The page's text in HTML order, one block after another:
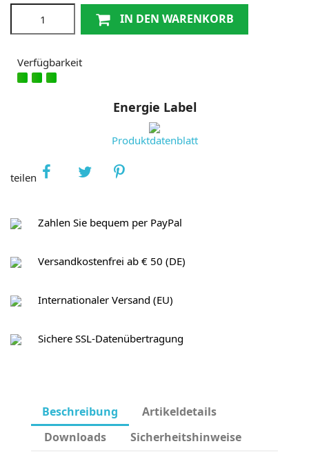
IN DEN WARENKORB
Verfügbarkeit
Energie Label
Produktdatenblatt
teilen
Zahlen Sie bequem per PayPal
Versandkostenfrei ab € 50 (DE)
Internationaler Versand (EU)
Sichere SSL-Datenübertragung
Beschreibung
Artikeldetails
Downloads
Sicherheitshinweise